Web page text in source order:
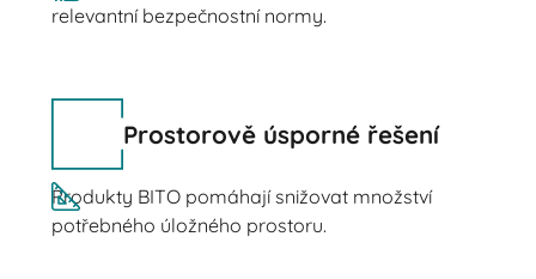
relevantní bezpečnostní normy.
Prostorově úsporné řešení
Produkty BITO pomáhají snižovat množství
potřebného úložného prostoru.